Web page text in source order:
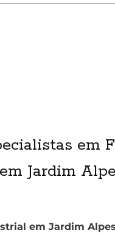
em
Jardim
em Jardim